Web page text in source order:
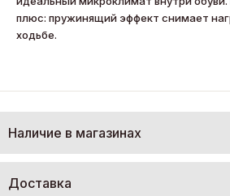
плюс: пружинящий эффект снимает
ходьбе.
Наличие в магазинах
Доставка